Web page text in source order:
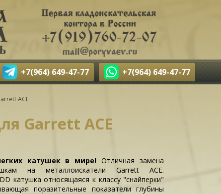
+7(964) 649-47-77 +7(964) 649-47-77
ACE
Garrett ACE
катушек в мире!Отличная замена
на металлоискатели Garrett ACE.
катушка относящаяся к классу "снайперки"
поразительные показатели глубины